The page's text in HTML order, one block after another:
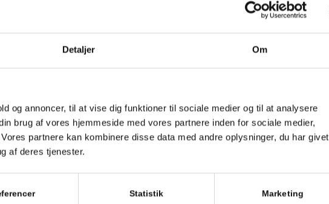
Detaljer Om
og annoncer, til at vise dig funktioner til sociale medier og til at analysere
brug af vores hjemmeside med vores partnere inden for sociale medier,
partnere kan kombinere disse data med andre oplysninger, du har givet
af deres tjenester.
Statistik Marketing
skal den nye træterrasse bestilles
og planlægges nu